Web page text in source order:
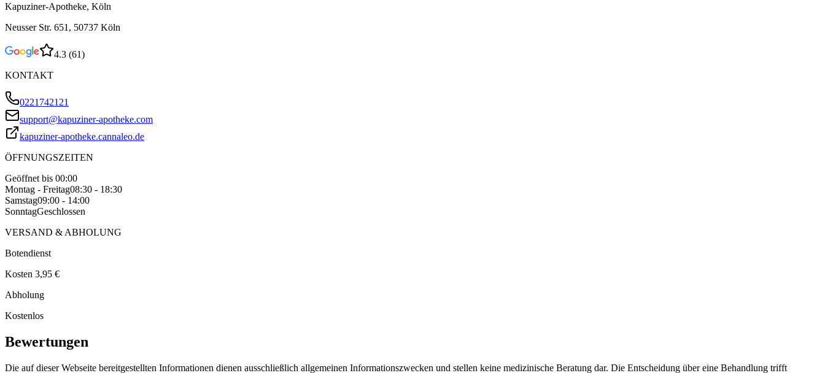
Kapuziner-Apotheke, Köln
Neusser Str. 651, 50737 Köln
4.3 (61)
KONTAKT
0221742121
support@kapuziner-apotheke.com
kapuziner-apotheke.cannaleo.de
ÖFFNUNGSZEITEN
Geöffnet bis 00:00
Montag - Freitag08:30 - 18:30
Samstag09:00 - 14:00
SonntagGeschlossen
VERSAND & ABHOLUNG
Botendienst
Kosten 3,95 €
Abholung
Kostenlos
Bewertungen
Die auf dieser Webseite bereitgestellten Informationen dienen ausschließlich allgemeinen Informationszwecken und stellen keine medizinische Beratung dar. Die Entscheidung über eine Behandlung trifft